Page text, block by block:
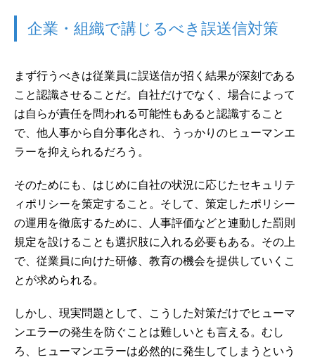
企業・組織で講じるべき誤送信対策
まず行うべきは従業員に誤送信が招く結果が深刻である
こと認識させることだ。自社だけでなく、場合によって
は自らが責任を問われる可能性もあると認識すること
で、他人事から自分事化され、うっかりのヒューマンエ
ラーを抑えられるだろう。
そのためにも、はじめに自社の状況に応じたセキュリテ
ィポリシーを策定すること。そして、策定したポリシー
の運用を徹底するために、人事評価などと連動した罰則
規定を設けることも選択肢に入れる必要もある。その上
で、従業員に向けた研修、教育の機会を提供していくこ
とが求められる。
しかし、現実問題として、こうした対策だけでヒューマ
ンエラーの発生を防ぐことは難しいとも言える。むし
ろ、ヒューマンエラーは必然的に発生してしまうという